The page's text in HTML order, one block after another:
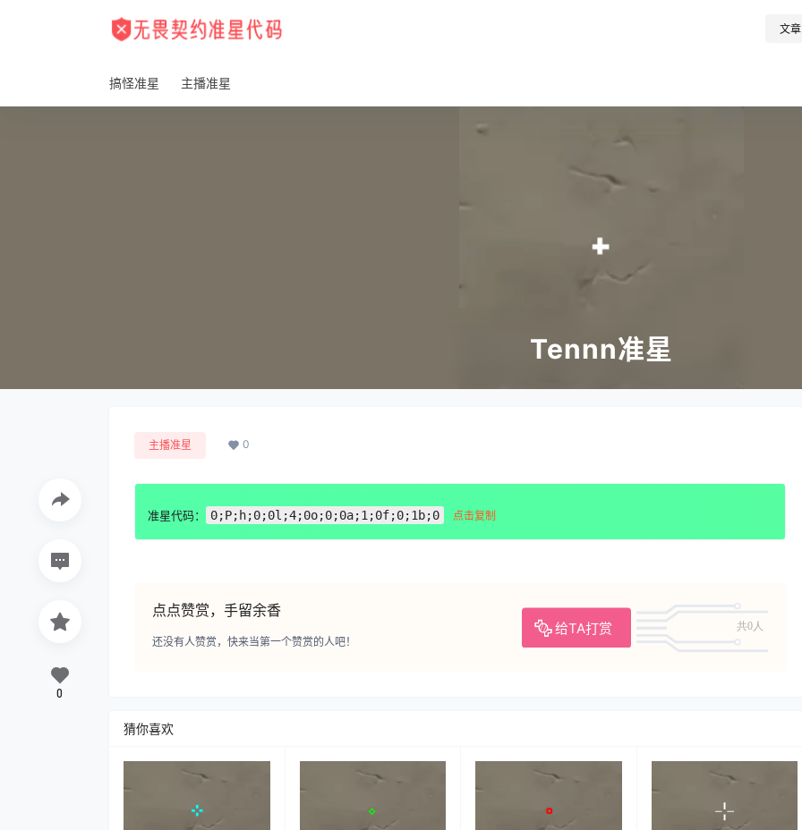
文章
搞怪准星 主播准星
Tennn准星
主播准星 0
准星代码： 0;P;h;0;0l;4;0o;0;0a;1;0f;0;1b;0 点击复制
点点赞赏，手留余香
给TA打赏 共0人
还没有人赞赏，快来当第一个赞赏的人吧！
0
猜你喜欢